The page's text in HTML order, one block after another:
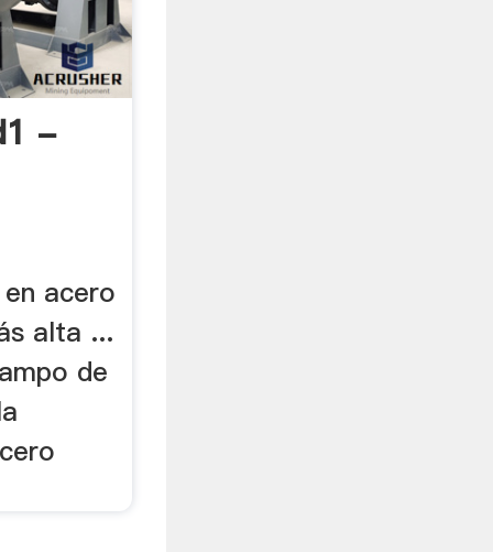
-
acero
alta ...
de